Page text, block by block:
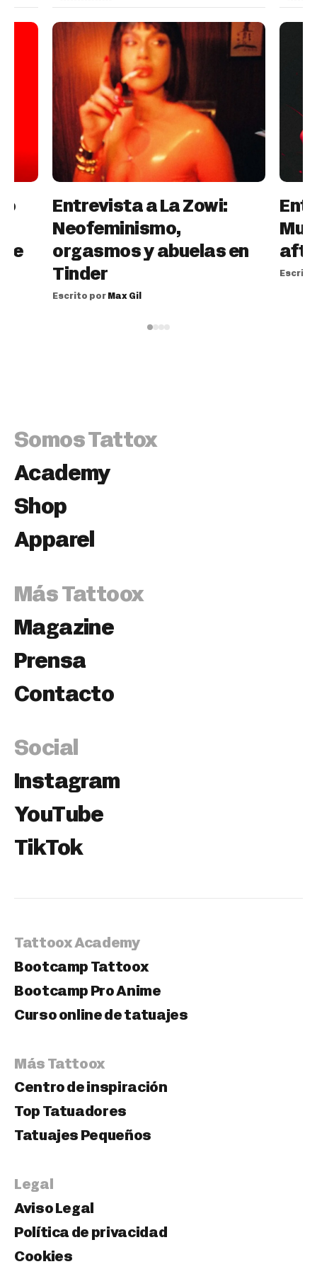
Entrevista a La Zowi:
Neofeminismo,
orgasmos y abuelas en
Tinder
Escrito por Max Gil
Escrito
Somos Tattox
Academy
Shop
Apparel
Más Tattoox
Magazine
Prensa
Contacto
Social
Instagram
YouTube
TikTok
Tattoox Academy
Bootcamp Tattoox
Bootcamp Pro Anime
Curso online de tatuajes
Más Tattoox
Centro de inspiración
Top Tatuadores
Tatuajes Pequeños
Legal
Aviso Legal
Política de privacidad
Cookies